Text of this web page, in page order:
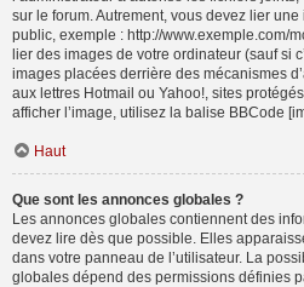
sur le forum. Autrement, vous devez lier
public, exemple : http://www.exemple.com/
lier des images de votre ordinateur (sauf si
images placées derrière des mécanismes
aux lettres Hotmail ou Yahoo!, sites
afficher l’image, utilisez la balise BBCode
Haut
Que sont les annonces globales ?
Les annonces globales contiennent des
devez lire dès que possible. Elles
dans votre panneau de l’utilisateur. La
globales dépend des permissions définies